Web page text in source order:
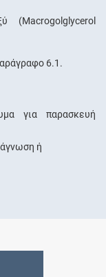
(Macrogolglycerol
6.1.
για παρασκευή
ή